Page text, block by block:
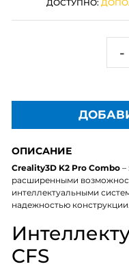
ДОСТУПНО:
-
ОПИСАНИЕ
Creality3D K2 Pro Combo –
расширенными
интеллектуальными
надежностью конструкции.
CFS